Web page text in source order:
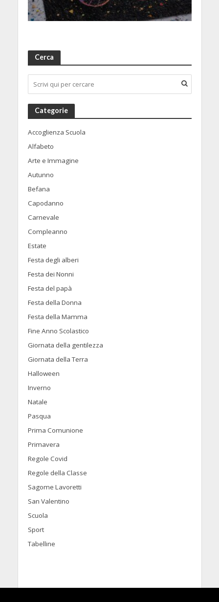
Cerca
Categorie
Accoglienza Scuola
Alfabeto
Arte e Immagine
Autunno
Befana
Capodanno
Carnevale
Compleanno
Estate
Festa degli alberi
Festa dei Nonni
Festa del papà
Festa della Donna
Festa della Mamma
Fine Anno Scolastico
Giornata della gentilezza
Giornata della Terra
Halloween
Inverno
Natale
Pasqua
Prima Comunione
Primavera
Regole Covid
Regole della Classe
Sagome Lavoretti
San Valentino
Scuola
Sport
Tabelline